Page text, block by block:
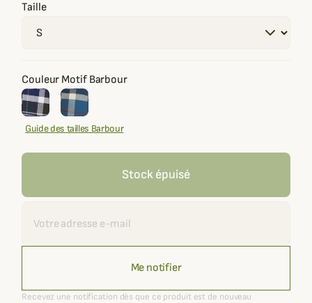
Taille
Couleur Motif Barbour
Guide des tailles Barbour
Stock épuisé
Me notifier
Recevez une notification dès que ce produit est de nouveau